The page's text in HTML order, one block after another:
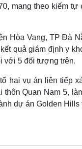
mang theo kiếm
Hòa Vang, TP Đà
quả giám định y
với 5 đối tượng trên.
hai vụ án liên tiếp
Quan Nam 5,
dự án Golden Hills